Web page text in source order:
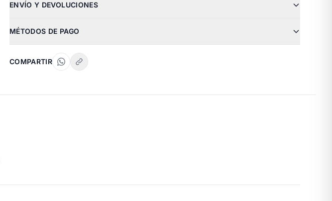
ENVÍO Y DEVOLUCIONES
MÉTODOS DE PAGO
COMPARTIR